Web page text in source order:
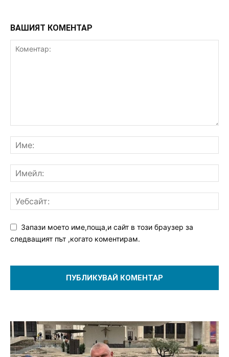
ВАШИЯТ КОМЕНТАР
Запази моето име,поща,и сайт в този браузер за
следващият път ,когато коментирам.